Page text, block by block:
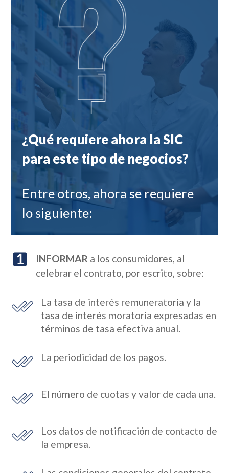
¿Qué requiere ahora la SIC
para este tipo de negocios?
Entre otros, ahora se requiere
lo siguiente:
INFORMAR a los consumidores, al
celebrar el contrato, por escrito, sobre:
La tasa de interés remuneratoria y la
tasa de interés moratoria expresadas en
términos de tasa efectiva anual.
La periodicidad de los pagos.
El número de cuotas y valor de cada una.
Los datos de notificación de contacto de
la empresa.